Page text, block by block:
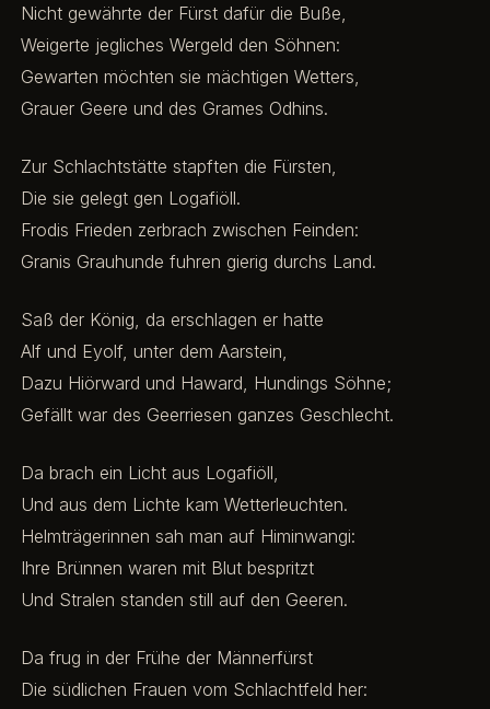
Nicht gewährte der Fürst dafür die Buße,
Weigerte jegliches Wergeld den Söhnen:
Gewarten möchten sie mächtigen Wetters,
Grauer Geere und des Grames Odhins.
Zur Schlachtstätte stapften die Fürsten,
Die sie gelegt gen Logafiöll.
Frodis Frieden zerbrach zwischen Feinden:
Granis Grauhunde fuhren gierig durchs Land.
Saß der König, da erschlagen er hatte
Alf und Eyolf, unter dem Aarstein,
Dazu Hiörward und Haward, Hundings Söhne;
Gefällt war des Geerriesen ganzes Geschlecht.
Da brach ein Licht aus Logafiöll,
Und aus dem Lichte kam Wetterleuchten.
Helmträgerinnen sah man auf Himinwangi:
Ihre Brünnen waren mit Blut bespritzt
Und Stralen standen still auf den Geeren.
Da frug in der Frühe der Männerfürst
Die südlichen Frauen vom Schlachtfeld her: